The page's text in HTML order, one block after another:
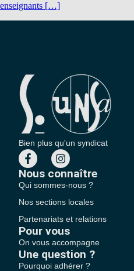
enseignants […]
Bien plus qu'un syndicat
Nous connaître
Qui sommes-nous ?
Nos sections locales
Partenariats et relations
Pour vous
On vous accompagne
Une question ?
Pourquoi adhérer ?